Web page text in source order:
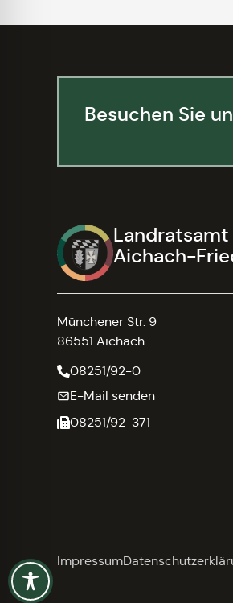
Besuchen Sie
Landratsamt
Aichach-
Münchener Str. 9
86551 Aichach
08251/92-0
E-Mail senden
08251/92-371
Impressum